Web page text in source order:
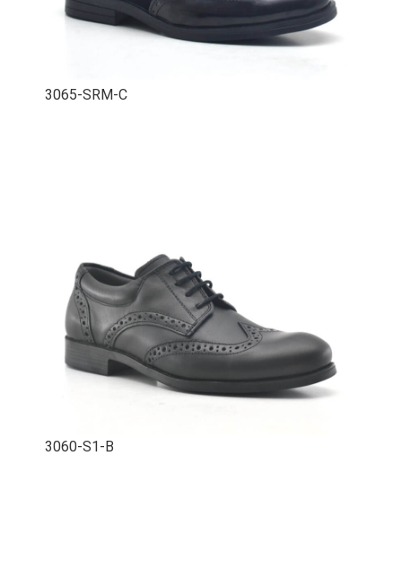
3065-SRM-C
3060-S1-B